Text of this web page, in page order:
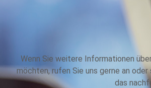
Wenn Sie weitere Informationen
möchten, rufen Sie uns gerne an
das